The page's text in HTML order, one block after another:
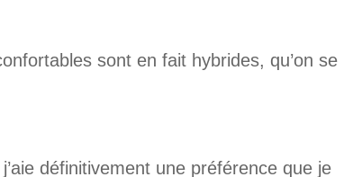
sont en fait hybrides, qu’on se
définitivement une préférence que je